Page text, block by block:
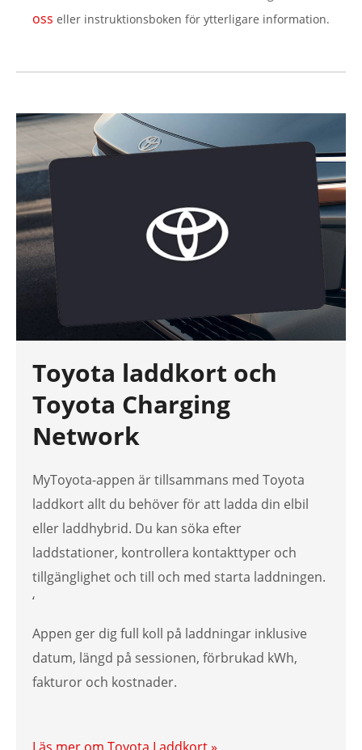
oss eller instruktionsboken för ytterligare information.
Toyota laddkort och
Toyota Charging
Network
MyToyota-appen är tillsammans med Toyota
laddkort allt du behöver för att ladda din elbil
eller laddhybrid. Du kan söka efter
laddstationer, kontrollera kontakttyper och
tillgänglighet och till och med starta laddningen.
‘
Appen ger dig full koll på laddningar inklusive
datum, längd på sessionen, förbrukad kWh,
fakturor och kostnader.
Läs mer om Toyota Laddkort »